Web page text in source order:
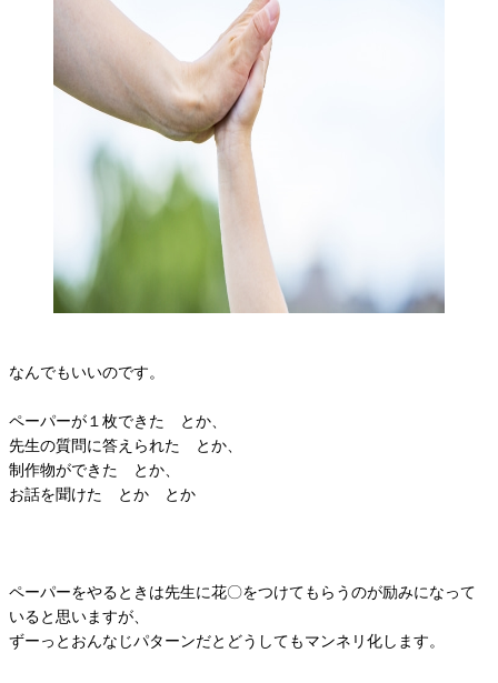
なんでもいいのです。
ペーパーが１枚できた とか、
先生の質問に答えられた とか、
制作物ができた とか、
お話を聞けた とか とか
ペーパーをやるときは先生に花〇をつけてもらうのが励みになって
いると思いますが、
ずーっとおんなじパターンだとどうしてもマンネリ化します。